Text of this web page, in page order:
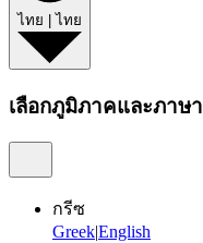
ไทย |ไทย
เลือกภูมิภาคและภาษา
กรีซ
GreekEnglish